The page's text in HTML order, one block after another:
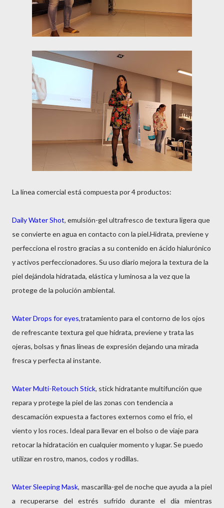
La línea comercial está compuesta por 4 productos:
Daily Water Shot, emulsión-gel ultrafresco de textura ligera que
se convierte en agua en contacto con la piel.Hidrata, previene y
perfecciona el rostro gracias a su contenido en ácido hialurónico
y activos perfeccionadores. Su uso diario mejora la textura de la
piel dejándola hidratada, elástica y luminosa a la vez que la
protege de la polución ambiental.
Water Drops for eyes,tratamiento para el contorno de los ojos
de refrescante textura gel que hidrata, previene y trata las
ojeras, bolsas y finas líneas de expresión dejando una mirada
fresca y perfecta al instante.
Water Multi-Retouch Stick, stick hidratante multifunción que
repara y protege la piel de las zonas con tendencia a
descamación expuesta a factores externos como el frío, el
viento y los roces. Ideal para llevar en el bolso o de viaje para
retocar la hidratación en cualquier momento y lugar. Se puedo
utilizar en rostro, manos, codos y rodillas.
Water Sleeping Mask, mascarilla-gel de noche que ayuda a la piel
a recuperarse del estrés sufrido durante el día mientras